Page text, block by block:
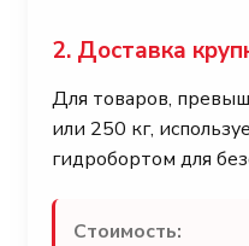
2. Доставка
Для товаров,
или 250 кг,
гидробортом для
Стоимость: